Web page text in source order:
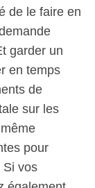
de le faire en
garder un
en temps
de
sur les
pour
Si vos